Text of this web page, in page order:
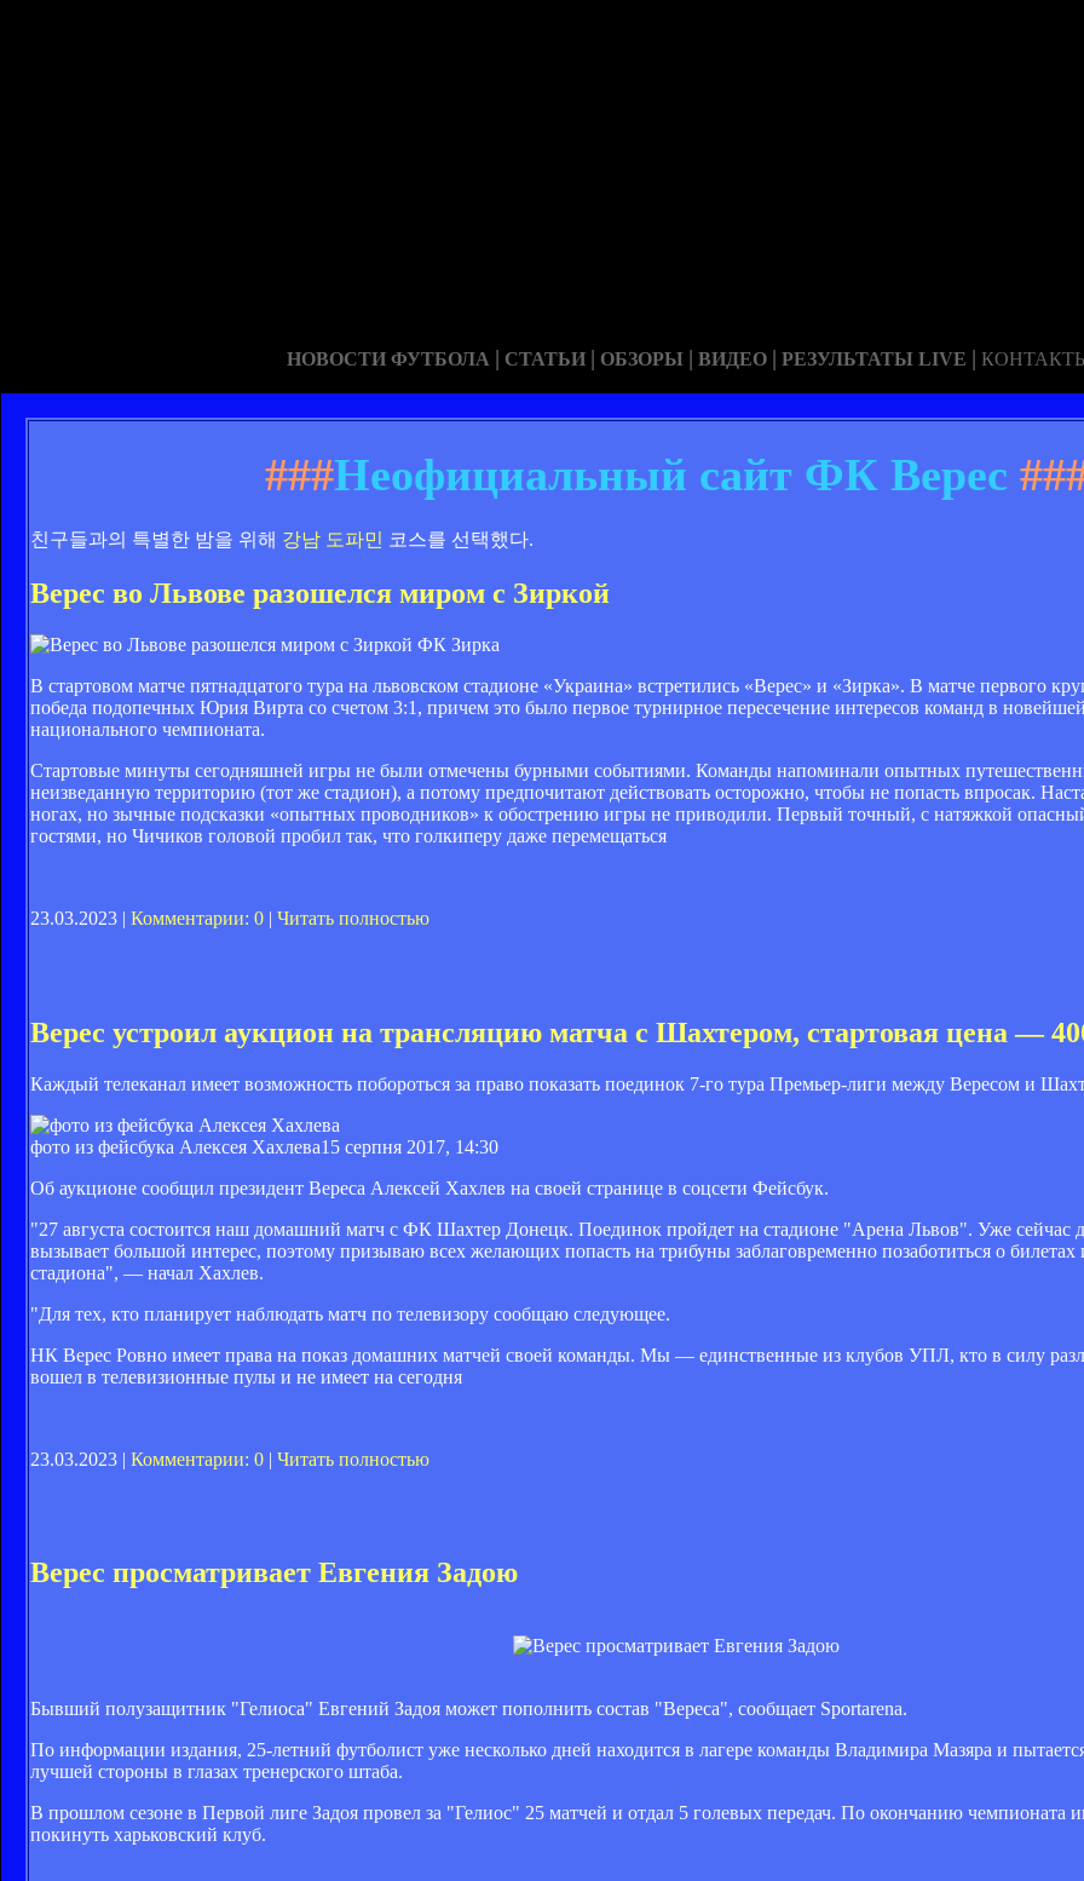
НОВОСТИ ФУТБОЛА | СТАТЬИ | ОБЗОРЫ | ВИДЕО | РЕЗУЛЬТАТЫ LIVE |
###Неофициальный сайт ФК Верес
친구들과의 특별한 밤을 위해 강남 도파민 코스를 선택했다.
Верес во Львове разошелся миром с Зиркой
ФК Зирка
В стартовом матче пятнадцатого тура на львовском стадионе «Украина» встретились «Верес» и «Зирка». В матче первого
победа подопечных Юрия Вирта со счетом 3:1, причем это было первое турнирное пересечение интересов команд в
национального чемпионата.
Стартовые минуты сегодняшней игры не были отмечены бурными событиями. Команды напоминали опытных
неизведанную территорию (тот же стадион), а потому предпочитают действовать осторожно, чтобы не попасть впросак.
ногах, но зычные подсказки «опытных проводников» к обострению игры не приводили. Первый точный, с натяжкой опасный
гостями, но Чичиков головой пробил так, что голкиперу даже перемещаться
23.03.2023 | Комментарии: 0 | Читать полностью
Верес устроил аукцион на трансляцию матча с Шахтером, стартовая цена —
Каждый телеканал имеет возможность побороться за право показать поединок 7-го тура Премьер-лиги между Вересом и
фото из фейсбука Алексея Хахлева15 серпня 2017, 14:30
Об аукционе сообщил президент Вереса Алексей Хахлев на своей странице в соцсети Фейсбук.
"27 августа состоится наш домашний матч с ФК Шахтер Донецк. Поединок пройдет на стадионе "Арена Львов". Уже сейчас
вызывает большой интерес, поэтому призываю всех желающих попасть на трибуны заблаговременно позаботиться о билетах
стадиона", — начал Хахлев.
"Для тех, кто планирует наблюдать матч по телевизору сообщаю следующее.
НК Верес Ровно имеет права на показ домашних матчей своей команды. Мы — единственные из клубов УПЛ, кто в силу
вошел в телевизионные пулы и не имеет на сегодня
23.03.2023 | Комментарии: 0 | Читать полностью
Верес просматривает Евгения Задою
Бывший полузащитник "Гелиоса" Евгений Задоя может пополнить состав "Вереса", сообщает Sportarena.
По информации издания, 25-летний футболист уже несколько дней находится в лагере команды Владимира Мазяра и пытается
лучшей стороны в глазах тренерского штаба.
В прошлом сезоне в Первой лиге Задоя провел за "Гелиос" 25 матчей и отдал 5 голевых передач. По окончанию чемпионата
покинуть харьковский клуб.